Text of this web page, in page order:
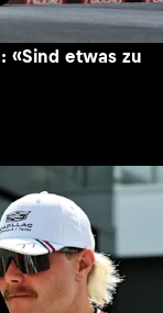
«Sind etwas zu